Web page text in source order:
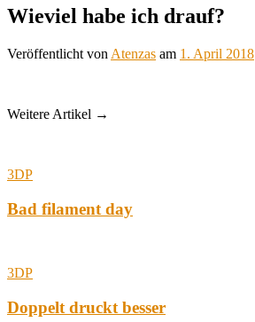
Wieviel habe ich drauf?
Veröffentlicht von Atenzas am 1. April 2018
Weitere Artikel →
3DP
Bad filament day
3DP
Doppelt druckt besser